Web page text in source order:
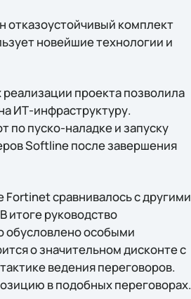
отказоустойчивый комплект
новейшие технологии и
проекта позволила
ИТ-инфраструктуру.
пуско-наладке и запуску
Softline после завершения
сравнивалось с другими
итоге руководство
обусловлено особыми
о значительном дисконте с
ведения переговоров.
в подобных переговорах.